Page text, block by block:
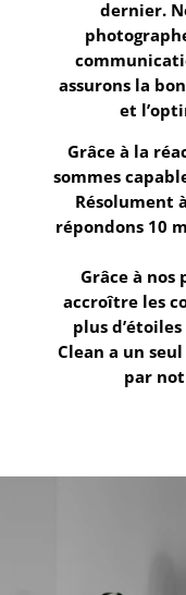
dernier.
assurons la
et
Grâce à la
sommes
Résolument
répondons 10
Grâce à nos
accroître les
plus
Clean a un
par